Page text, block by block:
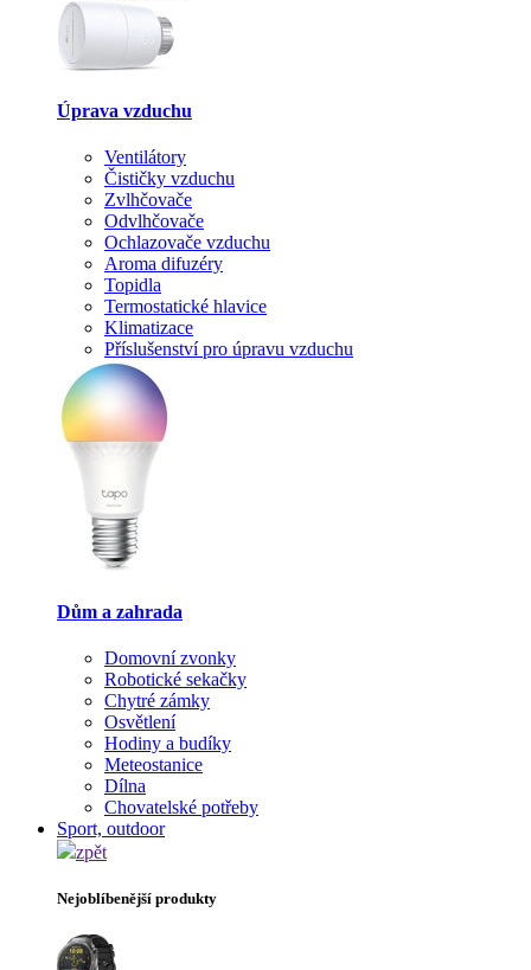
Úprava vzduchu
Ventilátory
Čističky vzduchu
Zvlhčovače
Odvlhčovače
Ochlazovače vzduchu
Aroma difuzéry
Topidla
Termostatické hlavice
Klimatizace
Příslušenství pro úpravu vzduchu
Dům a zahrada
Domovní zvonky
Robotické sekačky
Chytré zámky
Osvětlení
Hodiny a budíky
Meteostanice
Dílna
Chovatelské potřeby
Sport, outdoor
zpět
Nejoblíbenější produkty